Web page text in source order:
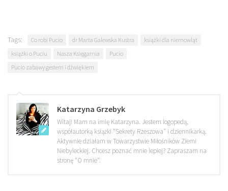
Tags: Co robi Pucio dr Marta Galewska Kustra
książki dla niemowląt
książki o Puciu
Nasza Księgarnia
Pucio
Pucio zabawy gestem i dźwiękiem
Katarzyna Grzebyk
Witaj! Mam na imię Katarzyna. Jestem logopedą,
współautorką książki "Sekrety Rzeszowa" i dziennikarką.
Aktywnie działam w Towarzystwie Miłośników Ziemi
Niebyleckiej. Chcesz poznać mnie lepiej? Zapraszam na
stronę "O mnie".